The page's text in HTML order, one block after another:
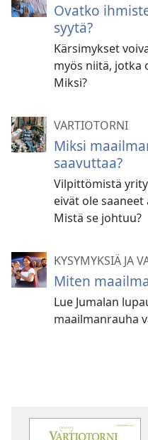
Ovatko
syytä?
Kärsimykset
myös niitä, jotka
Miksi?
VARTIOTORNI
Miksi
saavuttaa?
Vilpittömistä
eivät ole
Mistä se johtuu?
KYSYMYKSIÄ JA
Miten
Lue Jumalan
maailmanrauha